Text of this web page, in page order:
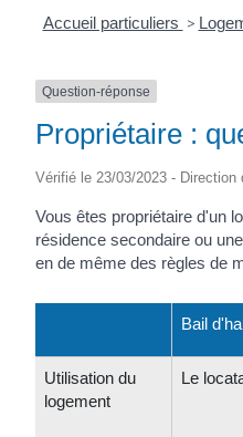
Accueil particuliers >
Question-réponse
Propriétaire :
Vérifié le 23/03/2023 -
Vous êtes propriétaire d'un
résidence secondaire ou
en de même des règles de
Bail
Utilisation du
logement
Le